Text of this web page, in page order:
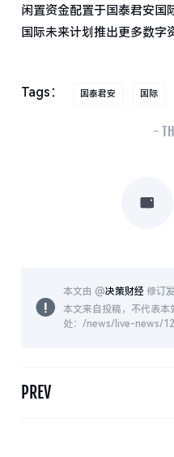
闲置资金配置于国泰君安国
国际未来计划推出更多数字
Tags： 国泰君安 国际
-
本文由 @决策财经 修订
本文来自投稿，不代表本
处：/news/live-news/
PREV